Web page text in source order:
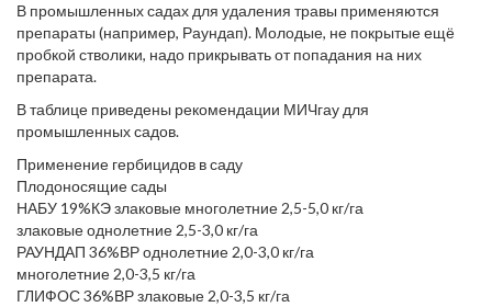
В промышленных садах для удаления травы применяются
препараты (например, Раундап). Молодые, не покрытые ещё
пробкой стволики, надо прикрывать от попадания на них
препарата.
В таблице приведены рекомендации МИЧгау для
промышленных садов.
Применение гербицидов в саду
Плодоносящие сады
НАБУ 19%КЭ злаковые многолетние 2,5-5,0 кг/га
злаковые однолетние 2,5-3,0 кг/га
РАУНДАП 36%ВР однолетние 2,0-3,0 кг/га
многолетние 2,0-3,5 кг/га
ГЛИФОС 36%ВР злаковые 2,0-3,5 кг/га